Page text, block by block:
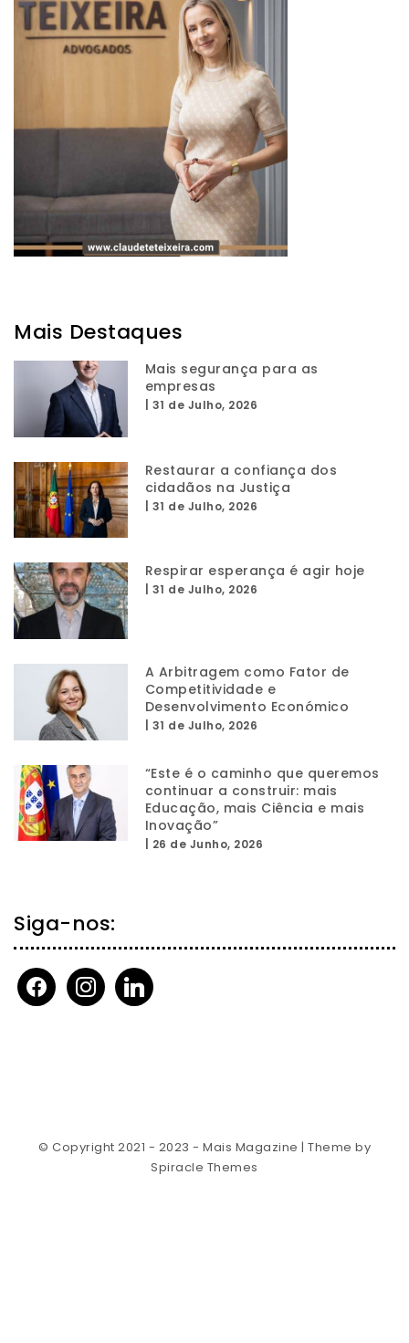
Mais Destaques
Mais segurança para as
empresas
31 de Julho, 2026
Restaurar a confiança dos
cidadãos na Justiça
31 de Julho, 2026
Respirar esperança é agir hoje
31 de Julho, 2026
A Arbitragem como Fator de
Competitividade e
Desenvolvimento Económico
31 de Julho, 2026
“Este é o caminho que queremos
continuar a construir: mais
Educação, mais Ciência e mais
Inovação”
26 de Junho, 2026
Siga-nos:
facebookinstagramlinkedin
© Copyright 2021 - 2023 - Mais Magazine | Theme by
Spiracle Themes